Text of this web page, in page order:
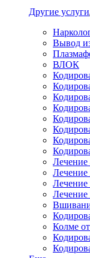
Другие услуги
Вывод
ВЛОК
Лечение
Лечение
Лечение
Лечение
Колме